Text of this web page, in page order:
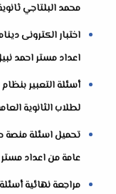
محمد البلتاجي
اختبار الكترونى
اعداد مستر احمد
أسئلة التعبير
لطلاب الثانوية العامة
تحميل اسئلة منصة
عامة من اعداد
مراجعة نهائية